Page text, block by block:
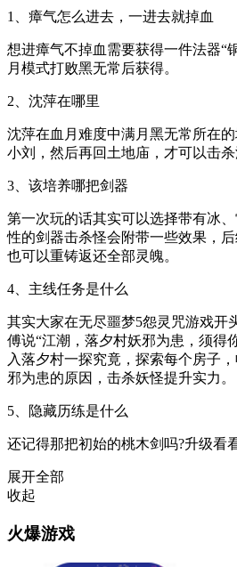
1、瘴气怎么进去，一进去就掉血
想进瘴气不掉血需要获得一件法器“
月模式打败黑无常后获得。
2、沈萍在哪里
沈萍在血月难度中满月黑无常所在
小刘，然后再回土地庙，才可以击杀
3、该培养哪把剑器
第一次玩的话其实可以选择带有冰
性的剑器击杀怪会附带一些效果，
也可以重铸返还全部灵魄。
4、主线任务是什么
其实大家在无尽噩梦5怨灵咒游戏开
傅说“江潮，落夕村妖邪为患，须得
入落夕村一探究竟，探索每个房子
邪为患的原因，击杀妖怪提升实力。
5、隐藏历练是什么
还记得那把初始的桃木剑吗?升级看
展开全部
收起
火爆游戏